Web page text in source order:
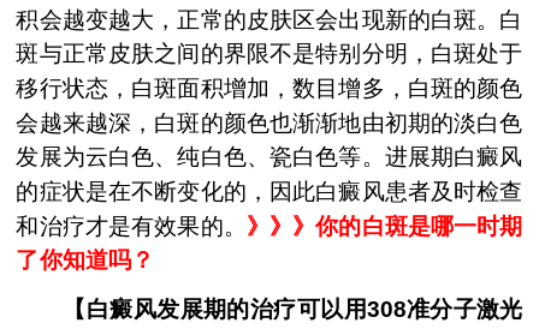
积会越变越大，正常的皮肤区会出现新的白斑。白
斑与正常皮肤之间的界限不是特别分明，白斑处于
移行状态，白斑面积增加，数目增多，白斑的颜色
会越来越深，白斑的颜色也渐渐地由初期的淡白色
发展为云白色、纯白色、瓷白色等。进展期白癜风
的症状是在不断变化的，因此白癜风患者及时检查
和治疗才是有效果的。 》》》你的白斑是哪一时期
了你知道吗？
【白癜风发展期的治疗可以用308准分子激光